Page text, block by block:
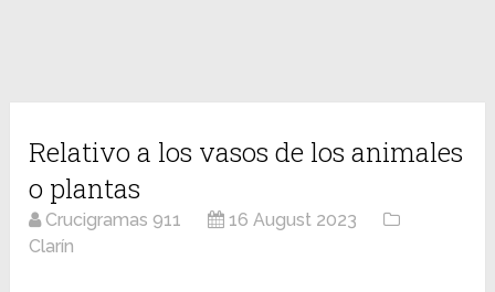
Relativo a los vasos de los animales
o plantas
Crucigramas 911
16 August 2023
Clarín